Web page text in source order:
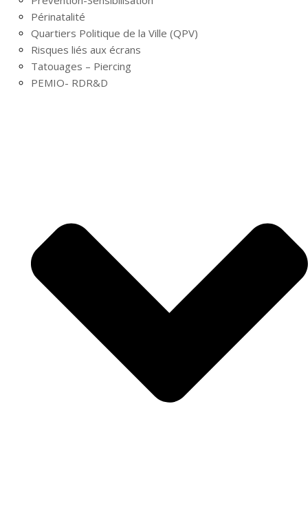
Périnatalité
Quartiers Politique de la Ville (QPV)
Risques liés aux écrans
Tatouages – Piercing
PEMIO- RDR&D